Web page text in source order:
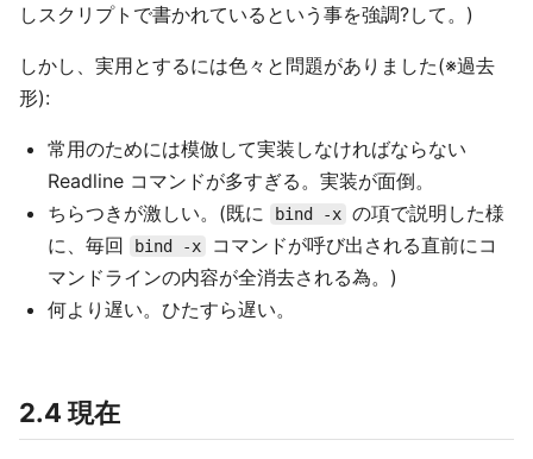
しスクリプトで書かれているという事を強調?して。)
しかし、実用とするには色々と問題がありました(※過去
形):
常用のためには模倣して実装しなければならない
Readline コマンドが多すぎる。実装が面倒。
ちらつきが激しい。(既に
bind -x の項で説明した様
に、毎回
bind -x
コマンドが呼び出される直前にコ
マンドラインの内容が全消去される為。)
何より遅い。ひたすら遅い。
2.4 現在